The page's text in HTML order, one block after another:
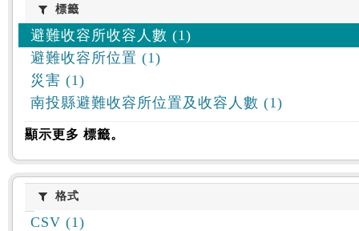
標籤標籤
避難收容所收容人數 (1)
避難收容所位置 (1)
災害 (1)
南投縣避難收容所位置及收容人數 (1)
顯示更多 標籤。
格式格式
CSV (1)